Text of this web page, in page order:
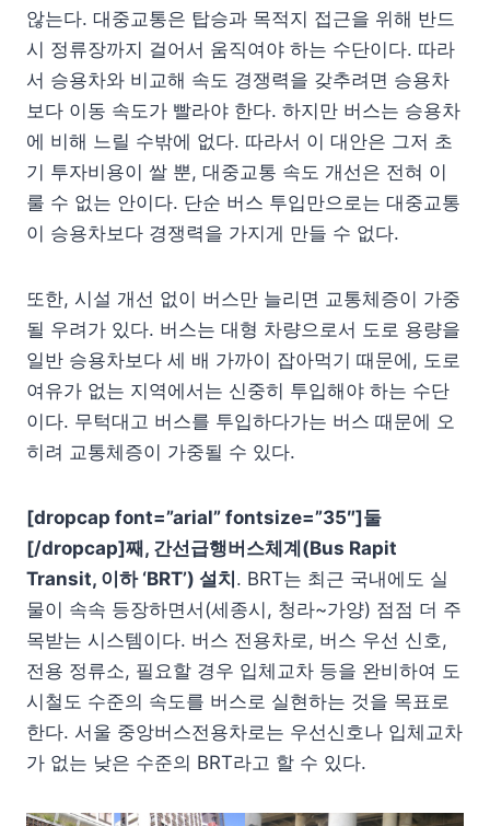
않는다. 대중교통은 탑승과 목적지 접근을 위해 반드
시 정류장까지 걸어서 움직여야 하는 수단이다. 따라
서 승용차와 비교해 속도 경쟁력을 갖추려면 승용차
보다 이동 속도가 빨라야 한다. 하지만 버스는 승용차
에 비해 느릴 수밖에 없다. 따라서 이 대안은 그저 초
기 투자비용이 쌀 뿐, 대중교통 속도 개선은 전혀 이
룰 수 없는 안이다. 단순 버스 투입만으로는 대중교통
이 승용차보다 경쟁력을 가지게 만들 수 없다.
또한, 시설 개선 없이 버스만 늘리면 교통체증이 가중
될 우려가 있다. 버스는 대형 차량으로서 도로 용량을
일반 승용차보다 세 배 가까이 잡아먹기 때문에, 도로
여유가 없는 지역에서는 신중히 투입해야 하는 수단
이다. 무턱대고 버스를 투입하다가는 버스 때문에 오
히려 교통체증이 가중될 수 있다.
[dropcap font=”arial” fontsize=”35″]둘
[/dropcap]째, 간선급행버스체계(Bus Rapit
Transit, 이하 ‘BRT’) 설치. BRT는 최근 국내에도 실
물이 속속 등장하면서(세종시, 청라~가양) 점점 더 주
목받는 시스템이다. 버스 전용차로, 버스 우선 신호,
전용 정류소, 필요할 경우 입체교차 등을 완비하여 도
시철도 수준의 속도를 버스로 실현하는 것을 목표로
한다. 서울 중앙버스전용차로는 우선신호나 입체교차
가 없는 낮은 수준의 BRT라고 할 수 있다.